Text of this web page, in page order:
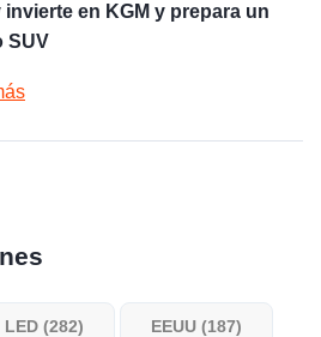
invierte en KGM y prepara un
SUV
LED (282) EEUU (187)